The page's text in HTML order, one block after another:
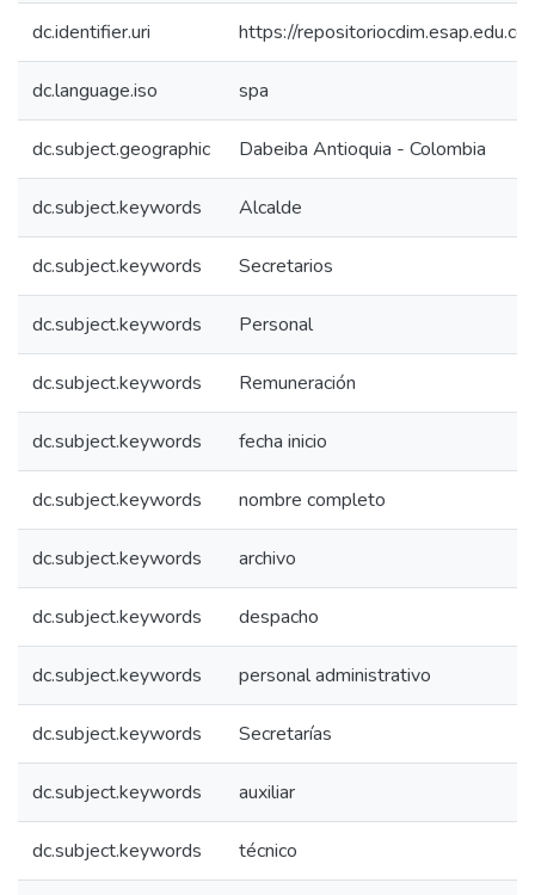
dc.identifier.uri https://
dc.language.iso spa
dc.subject.geographic Dabeiba Antioquia - Colombia
dc.subject.keywords Alcalde
dc.subject.keywords Secretarios
dc.subject.keywords Personal
dc.subject.keywords Remuneración
dc.subject.keywords fecha inicio
dc.subject.keywords nombre completo
dc.subject.keywords archivo
dc.subject.keywords despacho
dc.subject.keywords personal administrativo
dc.subject.keywords Secretarías
dc.subject.keywords auxiliar
dc.subject.keywords técnico